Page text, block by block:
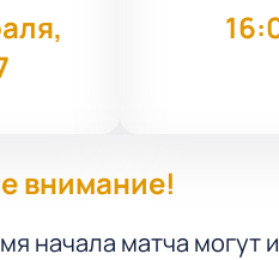
внимание!
начала матча могут